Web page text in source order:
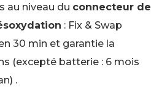
au niveau du connecteur de
: Fix & Swap
30 min et garantie la
(excepté batterie : 6 mois
.